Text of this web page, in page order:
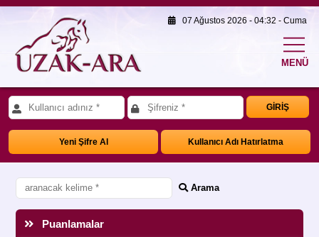
07 Ağustos 2026 - 04:32 - Cuma
MENÜ
GİRİŞ
Yeni Şifre Al Kullanıcı Adı Hatırlatma
Arama
Puanlamalar